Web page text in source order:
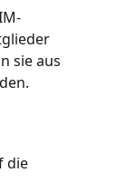
sie aus
die